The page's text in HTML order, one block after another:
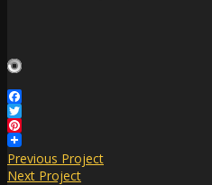
Facebook
Twitter
Pinterest
Previous Project
Next Project